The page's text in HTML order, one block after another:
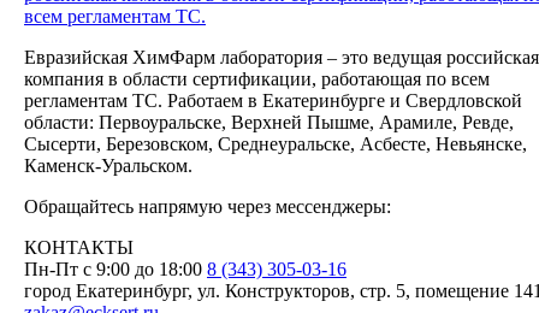
Евразийская ХимФарм лаборатория – это ведущая российская
компания в области сертификации, работающая по всем
регламентам ТС. Работаем в Екатеринбурге и Свердловской
области: Первоуральске, Верхней Пышме, Арамиле, Ревде,
Сысерти, Березовском, Среднеуральске, Асбесте, Невьянске,
Каменск-Уральском.
Обращайтесь напрямую через мессенджеры:
КОНТАКТЫ
Пн-Пт с 9:00 до 18:00 8 (343) 305-03-16
город Екатеринбург, ул. Конструкторов, стр. 5, помещение